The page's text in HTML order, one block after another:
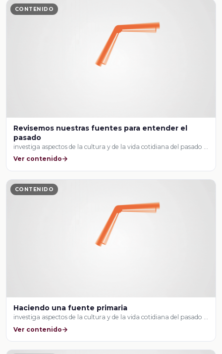
CONTENIDO
Revisemos nuestras fuentes para entender el
pasado
investiga aspectos de la cultura y de la vida cotidiana del pasado …
Ver contenido
CONTENIDO
Haciendo una fuente primaria
investiga aspectos de la cultura y de la vida cotidiana del pasado …
Ver contenido